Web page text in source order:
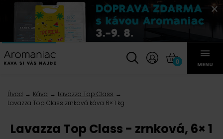
0 MENU
Úvod Káva
Lavazza Top Class
Lavazza Top Class zrnková káva 6× 1 kg
Lavazza Top Class - zrnková, 6× 1